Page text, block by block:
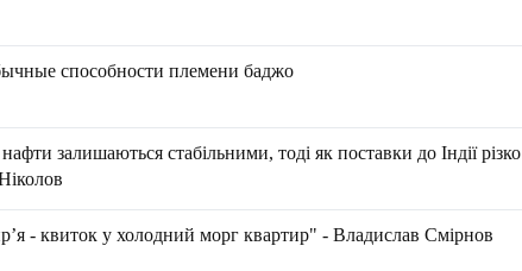
способности племени баджо
залишаються стабільними, тоді як поставки до Індії різко
- квиток у холодний морг квартир" - Владислав Смірнов